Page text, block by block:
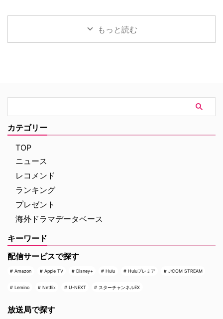
to B …
ン。そしてスタジオは20th …
ズン2に、『キングスマン』のタ
ル・セノット（『ボトムス ～最
作・製作総指揮・主演を兼任する
『I Love LA』は、ロサンゼルス
を舞台に人生と恋を模索する野心
溢れる友人グループを描く話題
捜査課』のファイナル・シーズン
（シーズン10・全8話）が、アク
ションチャンネルにて8月29日
（土）18時より独占日本初放送さ
放送される。 新ヒロイン・エリ
ザの登場と波乱の最終章 『プロ
は、犯罪者の心理を読み解くプロ
もっと読む
カテゴリー
TOP
ニュース
レコメンド
ランキング
プレゼント
海外ドラマデータベース
キーワード
配信サービスで探す
Amazon Apple TV Disney+ Hulu Huluプレミア J:COM STREAM
Lemino Netflix U-NEXT スターチャンネルEX
放送局で探す